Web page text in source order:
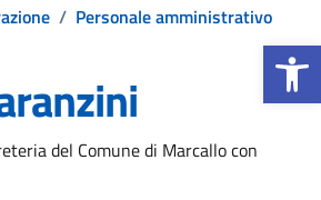
Apri la
/ Personale amministrativo
del Comune di Marcallo con